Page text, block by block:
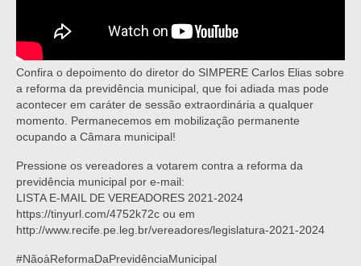
Confira o depoimento do diretor do SIMPERE Carlos Elias sobre
a reforma da previdência municipal, que foi adiada mas pode
acontecer em caráter de sessão extraordinária a qualquer
momento. Permanecemos em mobilização permanente
ocupando a Câmara municipal!
Pressione os vereadores a votarem contra a reforma da
previdência municipal por e-mail:
LISTA E-MAIL DE VEREADORES 2021-2024
https://tinyurl.com/4752k72c ou em
http://www.recife.pe.leg.br/vereadores/legislatura-2021-2024
#NãoàReformaDaPrevidênciaMunicipal